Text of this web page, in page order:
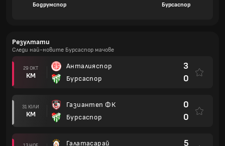
Бодрумспор
Бурсаспор
Резултати
Следи най-новите Бурсаспор мачове
29 ОКТ
КМ
Анталияспор
Бурсаспор
3
0
31 ЮЛИ
КМ
Газиантеп ФК
Бурсаспор
0
0
Галатасарай
5